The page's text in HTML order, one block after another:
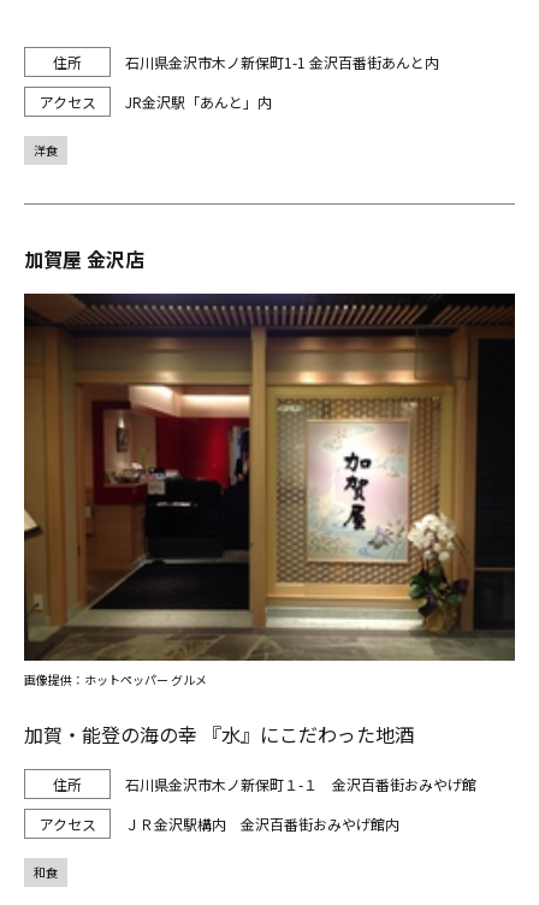
石川県金沢市木ノ新保町1-1 金沢百番街あんと内
JR金沢駅「あんと」内
洋食
加賀屋 金沢店
加賀・能登の海の幸 『水』にこだわった地酒
石川県金沢市木ノ新保町１-１ 金沢百番街おみやげ館
ＪＲ金沢駅構内 金沢百番街おみやげ館内
画像提供：ホットペッパー グルメ
和食